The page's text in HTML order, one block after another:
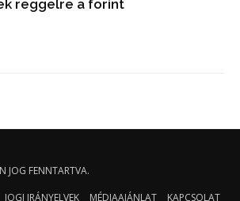
reggelre a forint
JOG FENNTARTVA.
JOGI IRÁNYELVEK MÉDIAAJÁNLAT KAPCSOLAT